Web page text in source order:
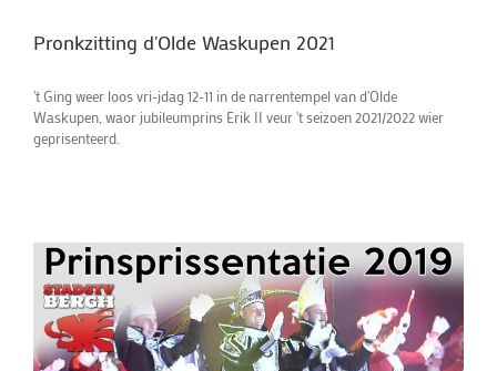
Pronkzitting d'Olde Waskupen 2021
't Ging weer loos vri-jdag 12-11 in de narrentempel van d'Olde
Waskupen, waor jubileumprins Erik II veur 't seizoen 2021/2022 wier
geprisenteerd.